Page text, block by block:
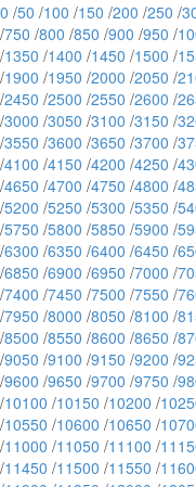
0 /50 /100 /150 /200 /250 /
/750 /800 /850 /900 /950 /
/1350 /1400 /1450 /1500 /
/1900 /1950 /2000 /2050 /
/2450 /2500 /2550 /2600 /
/3000 /3050 /3100 /3150 /
/3550 /3600 /3650 /3700 /
/4100 /4150 /4200 /4250 /
/4650 /4700 /4750 /4800 /
/5200 /5250 /5300 /5350 /
/5750 /5800 /5850 /5900 /
/6300 /6350 /6400 /6450 /
/6850 /6900 /6950 /7000 /
/7400 /7450 /7500 /7550 /
/7950 /8000 /8050 /8100 /
/8500 /8550 /8600 /8650 /
/9050 /9100 /9150 /9200 /
/9600 /9650 /9700 /9750 /
/10100 /10150 /10200 /
/10550 /10600 /10650 /
/11000 /11050 /11100 /
/11450 /11500 /11550 /